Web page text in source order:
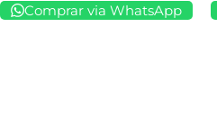
Comprar via WhatsApp